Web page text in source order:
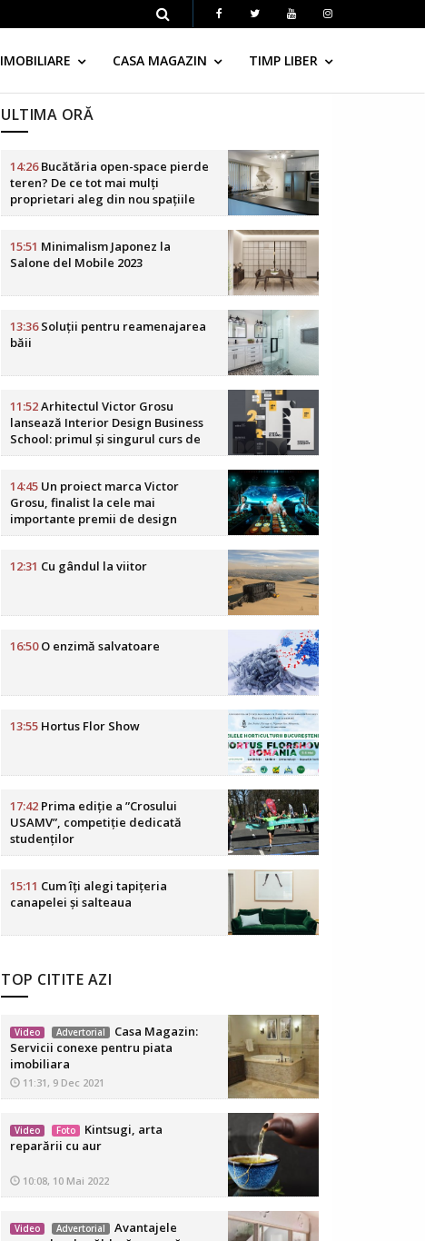
IMOBILIARE CASA MAGAZIN TIMP LIBER
ULTIMA ORĂ
14:26Bucătăria open-space pierde
teren? De ce tot mai mulți
proprietari aleg din nou spațiile
delimitate
15:51 Minimalism Japonez la
Salone del Mobile 2023
13:36Soluții pentru reamenajarea
băii
11:52Arhitectul Victor Grosu
lansează Interior Design Business
School: primul și singurul curs de
business în design interior din
14:45 Un proiect marca Victor
Grosu, finalist la cele mai
importante premii de design
HoReCa din lume
12:31 Cu gândul la viitor
16:50O enzimă salvatoare
13:55 Hortus Flor Show
17:42 Prima ediție a ”Crosului
USAMV”, competiție dedicată
studenților
15:11 Cum îți alegi tapițeria
canapelei și salteaua
TOP CITITE AZI
Video Advertorial
Casa Magazin:
Servicii conexe pentru piata
imobiliara
11:31, 9 Dec 2021
Video Foto
Kintsugi, arta
reparării cu aur
10:08, 10 Mai 2022
Video Advertorial
Avantajele